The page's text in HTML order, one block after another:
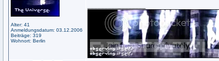
Alter: 41
Anmeldungsdatum: 03.12.2006
Beiträge: 319
Wohnort: Berlin